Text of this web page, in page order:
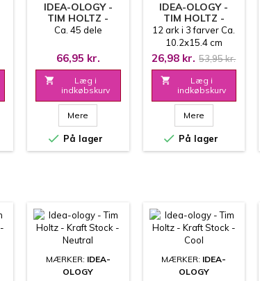
IDEA-OLOGY -
TIM HOLTZ -
LAYERS ORGANIC
Ca. 45 dele
66,95 kr.

Læg i
indkøbskurv
Mere
 På lager
IDEA-OLOGY -
TIM HOLTZ -
DECO SHEETS
WINTER
12 ark i 3 farver Ca.
10.2x15.4 cm
Klæbende badside
26,98 kr. 53,95 kr.

Læg i
indkøbskurv
Mere
 På lager
MÆRKER: IDEA-
OLOGY
MÆRKER: IDEA-
OLOGY